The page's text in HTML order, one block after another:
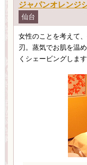
ジャパンオレンジ
仙台
女性のことを考えて
刃。蒸気でお肌を温
くシェービングします